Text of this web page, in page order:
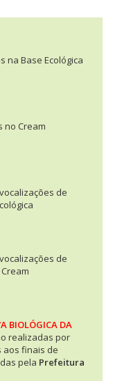
na Base Ecológica
no Cream
de
de
BIOLÓGICA DA
realizadas por
aos finais de
pela Prefeitura